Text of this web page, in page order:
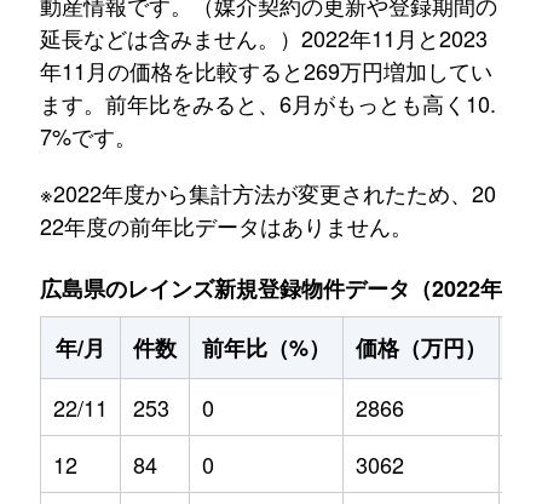
延長などは含みません。）2022年11月と2023
年11月の価格を比較すると269万円増加してい
ます。前年比をみると、6月がもっとも高く10.
7%です。
※2022年度から集計方法が変更されたため、20
22年度の前年比データはありません。
広島県のレインズ新規登録物件データ（2022年11
年/月
件数 前年比（%） 価格（万円）
22/11
253 0 2866
12
84 0 3062